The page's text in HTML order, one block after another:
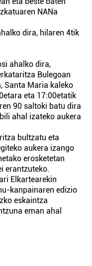
NANa
dira, hilaren 4tik
ahalko dira,
Bulegoan
Santa Maria kaleko
eta 17:00etatik
90 saltoki batu dira
ahal izateko aukera
bultzatu eta
aukera izango
erosketetan
erantzuteko.
Elkartearekin
kanpainaren edizio
eskaintza
eman ahal